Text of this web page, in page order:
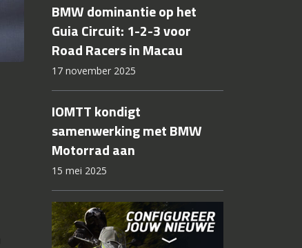
BMW dominantie op het
Guia Circuit: 1-2-3 voor
Road Racers in Macau
17 november 2025
IOMTT kondigt
samenwerking met BMW
Motorrad aan
15 mei 2025